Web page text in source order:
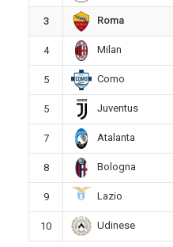
3 Roma
4 Milan
5 Como
5 Juventus
7 Atalanta
8 Bologna
9 Lazio
10 Udinese